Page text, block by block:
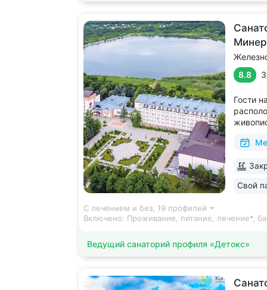
8.8
Гости
Свой
С лечением и без, 19 профилей
Включено: Проживание, питание, лечение*,
Ведущий санаторий профиля «Детокс»